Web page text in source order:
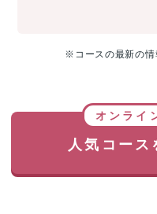
※コースの最新の情
オンライ
人気コース